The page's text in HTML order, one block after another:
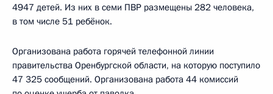
4947 детей. Из них в семи ПВР размещены 282 человека,
в том числе 51 ребёнок.
Организована работа горячей телефонной линии
правительства Оренбургской области, на которую поступило
47 325 сообщений. Организована работа 44 комиссий